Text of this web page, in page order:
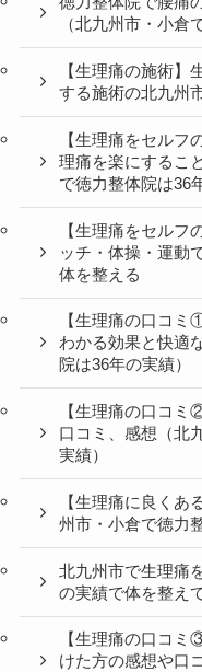
（北九州市・小倉
【生理痛の施術】
する施術の北九州
【生理痛をセル
理痛を楽にするこ
で徳力整体院は36
【生理痛をセル
ッチ・体操・運動
体を整える
【生理痛の口コ
わかる効果と快適
院は36年の実績）
【生理痛の口コ
口コミ、感想（北
実績）
【生理痛に良くあ
州市・小倉で徳力
北九州市で生理痛
の実績で体を整え
【生理痛の口コ
けた方の感想や口